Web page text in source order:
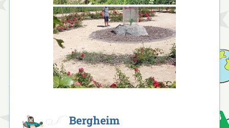
Bergheim